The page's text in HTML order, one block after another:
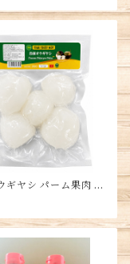
ギヤシ パーム果肉 25
ム産 冷凍フルーツ
ザート トッピング用